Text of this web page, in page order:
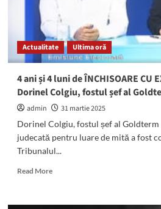
Sindicatului
Navalistul:
„Sperăm
să
nu
doar
la
nivel
intenție,
așa
cum
a
Actualitate Ultima oră
4 ani și 4 luni de ÎNCHISOARE CU
Dorinel Colgiu, fostul șef al
admin
31 martie 2025
Dorinel Colgiu, fostul șef al
judecată pentru luare de mită a fost
Tribunalul...
Read MoreRead
4